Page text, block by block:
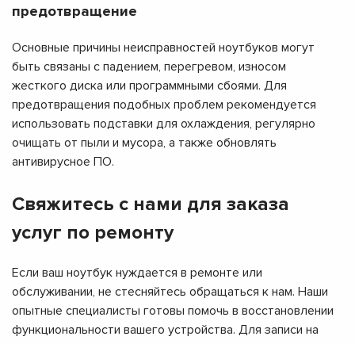
предотвращение
Основные причины неисправностей ноутбуков могут
быть связаны с падением, перегревом, износом
жесткого диска или программными сбоями. Для
предотвращения подобных проблем рекомендуется
использовать подставки для охлаждения, регулярно
очищать от пыли и мусора, а также обновлять
антивирусное ПО.
Свяжитесь с нами для заказа
услуг по ремонту
Если ваш ноутбук нуждается в ремонте или
обслуживании, не стесняйтесь обращаться к нам. Наши
опытные специалисты готовы помочь в восстановлении
функциональности вашего устройства. Для записи на